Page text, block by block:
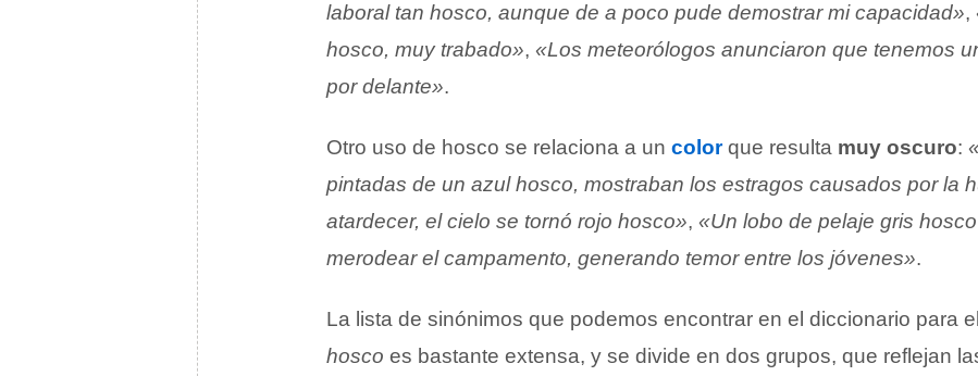
laboral tan hosco, aunque de a poco pude demostrar mi capacidad»,
hosco, muy trabado», «Los meteorólogos anunciaron que tenemos
por delante».
Otro uso de hosco se relaciona a un colorque resulta muy oscuro:
pintadas de un azul hosco, mostraban los estragos causados por la
atardecer, el cielo se tornó rojo hosco», «Un lobo de pelaje gris
merodear el campamento, generando temor entre los jóvenes».
La lista de sinónimos que podemos encontrar en el diccionario para
hosco es bastante extensa, y se divide en dos grupos, que reflejan